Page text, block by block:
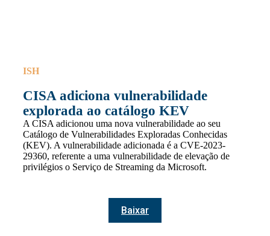
ISH
CISA adiciona vulnerabilidade
explorada ao catálogo KEV
A CISA adicionou uma nova vulnerabilidade ao seu
Catálogo de Vulnerabilidades Exploradas Conhecidas
(KEV). A vulnerabilidade adicionada é a CVE-2023-
29360, referente a uma vulnerabilidade de elevação de
privilégios o Serviço de Streaming da Microsoft.
Baixar